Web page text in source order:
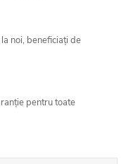
noi, beneficiați de
pentru toate